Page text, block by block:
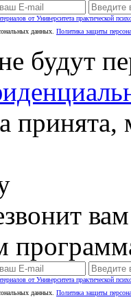
от Университета практической
данных. Политика защиты
будут
от Университета практической
данных. Политика защиты